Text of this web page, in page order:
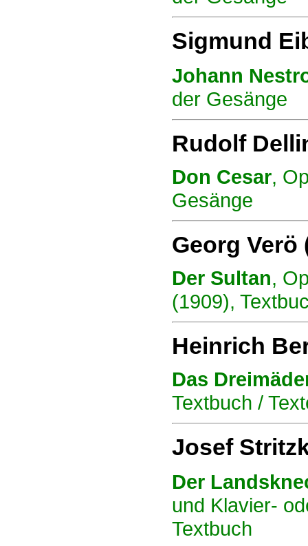
Sigmund
Johann
der Gesänge
Rudolf
Don Cesar,
Gesänge
Georg Verö
Der Sultan,
(1909),
Heinrich
Das
Textbuch /
Josef
Der
und Klavier-
Textbuch